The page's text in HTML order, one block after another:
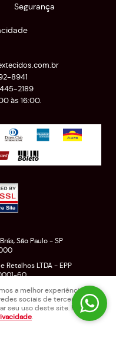
Segurança
8941
2189
às 16:00.
Brás, São Paulo- SP
Retalhos LTDA - EPP
60
POR
a melhor experiência em
sociais de terceiros e
uso deste site. Para mais
.